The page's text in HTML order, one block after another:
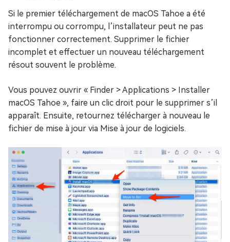
Si le premier téléchargement de macOS Tahoe a été
interrompu ou corrompu, l’installateur peut ne pas
fonctionner correctement. Supprimer le fichier
incomplet et effectuer un nouveau téléchargement
résout souvent le problème.
Vous pouvez ouvrir « Finder > Applications > Installer
macOS Tahoe », faire un clic droit pour le supprimer s’il
apparaît. Ensuite, retournez télécharger à nouveau le
fichier de mise à jour via Mise à jour de logiciels.